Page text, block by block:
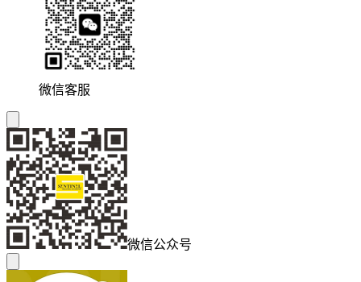
微信客服
微信公众号